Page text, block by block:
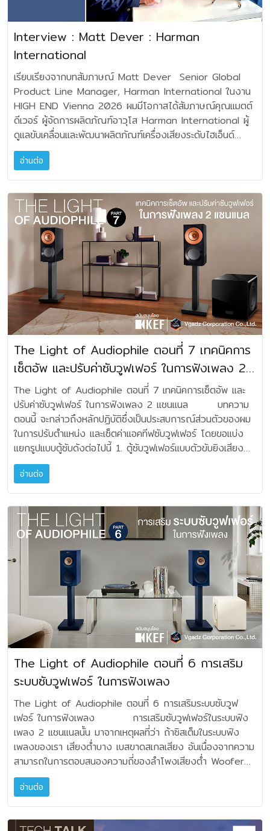
Interview : Matt Dever : Harman
International
เรียบเรียงจากบทสัมภาษณ์ Matt Dever Senior Global Product Line Manager, Harman International ในงาน HIGH END Vienna 2026 ผมมีโอกาสได้สัมภาษณ์คุณแมตต์ ดีเวอร์ ผู้จัดการผลิตภัณฑ์อาวุโส Harman International ผู้ดูแลขับเคลื่อนและพัฒนาผลิตภัณฑ์เครื่องเสียงระดับไฮเอ็นด์ (Luxury Audio) ของ JBL และ Mark Levinson เกี่ยวกับลำโพงรุ่นใหม่สองโมเดลคือ Summit Everest และ Summit K2 ที่ได้รับการค้นคว้าวิจัยทางเทคโนโลยีมายาวนานถึง 6 ปี ก่อนที่จะเปิดตัวอย่างเป็นทางการ เพื่อเป็นการเติมเต็มรุ่นที่มีอยู่ในซีรีส์ Summit Series ให้ครบไลน์ยิ่งขึ้น ผมได้นำเอาข้อมูลการแถลงข่าว และคำสัมภาษณ์มาเรียบเรียงให้อ่านเข้าใจง่าย เพื่อให้ได้ประโยชน์โดยทั่วกันดังต่อไปนี้ครับ • อยากทราบว่า Summit Series ถือเป็นการเปิดตัวเทคโนโลยีไฮเอ็นด์รุ่นสูงสุดของ JBL ในวาระครบรอบ 80 ปีด้วยใช่ไหมครับ - ใช่ครับ ลำโพงรุ่นใหม่ล่าสุดของเราที่สืบทอดความสำเร็จจาก Project Everest ได้แก่ JBL Summit Everest และ JBL Summit K2 อันเป็นรุ่นใหม่ล่าสุด ที่ได้รับการยกย่องมากที่สุดในประวัติศาสตร์เครื่องเสียง นำมาจัดเปิดตัวครั้งแรกในงาน HIGH END Vienna 2026 นี้ เพื่อเฉลิมฉลองครบรอบ 80 ปีของ JBL โดยลำโพงรุ่นเรือธงใหม่ทั้งสองรุ่นนี้จะเข้าร่วมกับ Summit Makalu, Summit Pumori และ Summit Ama เพื่อให้ครบซีรีส์ห้ารุ่น ซึ่งเป็นตัวแทนของลำโพงที่มีความสมบูรณ์ทางเทคนิคมากที่สุดเท่าที่ JBL เคยสร้างมาสำหรับการใช้งานในบ้าน • ทราบว่าชื่อ Project นี้ เป็นชื่อที่มีความหมายพิเศษเฉพาะของ JBL - คือซีรีส์ Summit จัดเป็นตระกูลลำโพง "Project" ลำดับที่ห้าในประวัติศาสตร์แปดทศวรรษของ JBL ซึ่งเป็นชื่อที่สงวนไว้สำหรับผลงานที่แสดงออกถึงวิศวกรรมเสียงที่พิถีพิถันที่สุดของแบรนด์ครับ นับตั้งแต่ปี 1954 มีเพียงลำโพง JBL เพียงไม่กี่รุ่นเท่านั้นที่ได้รับเกียรติให้ใช้ชื่อ “Project” เริ่มต้นด้วย Project Hartsfield ตามด้วย Project Paragon, Project Everest และ Project K2 แต่ละรุ่นล้วนเป็นช่วงเวลาสำคัญในด้านวิศวกรรมเสียง ซึ่งเปิดตัวเฉพาะต่อเมื่อมีความก้าวหน้าอย่างมีนัยสำคัญ ในด้านตัวแปลงสัญญาณ ตัวตู้ และการออกแบบระบบ ซึ่งหมายถึงการพัฒนาได้ทำให้ประสิทธิภาพ JBL ก้าวไปอีกขั้นอย่างแท้จริง เกือบสี่ทศวรรษที่ผ่านมา Project Everest และ Project K2 ได้ยืนหยัดเป็นทั้งสัญลักษณ์ทางเทคโนโลยีและจุดอ้างอิงสำหรับการออกแบบเสียงของ JBL โดยแต่ละรุ่นที่ติดตามมา ได้นำเสนอความก้าวหน้าที่แสดงถึงความแม่นยำของเสียง ความสามารถด้านไดนามิก และวิทยาศาสตร์วัสดุอย่างสมบูรณ์แบบ ลำโพง Summit Everest และ Summit K2 รุ่นใหม่ล่าสุด จะสืบทอดสายเลือดอันทรงเกียรตินี้ต่อไป โดยผสานรวมเทคโนโลยีที่ได้รับการจดสิทธิบัตรและเป็นกรรมสิทธิ์ซึ่งพัฒนาขึ้นที่ศูนย์ความเป็นเลิศด้านเสียงอันเลื่องชื่อของ JBL • ช่วยขยายความ เทคโนโลยีที่โดดเด่นใน Summit Everest และ Summit K2 ด้วยครับ - Summit Everest ตั้งชื่อตามภูเขาที่สูงที่สุดในโลก เป็นผลิตภัณฑ์เรือธงของซีรีส์ Summit และคือทายาทของลำโพง Project Everest ทั้งสี่รุ่น ที่มีประวัติความเป็นมายาวนานกว่า 40 ปี หัวใจสำคัญคือระบบเสียงกลาง/สูงที่ได้รับการออกแบบใหม่ ซึ่งผสานรวมเอาเอาต์พุตของไดรเวอร์บีบอัดแบบไดอะแฟรมคู่ ชุดขดลวดวอยซ์คอยล์ขนาด 2 นิ้ว (JBL D2820) เป็นไดรเวอร์แบบแม่เหล็กสามชุด 3 in 1 ที่ออกแบบมาเพื่อเชื่อมต่ออย่างลงตัวกับฮอร์น Sonoglass® High-Definition Imaging (HDI™) ขนาดใหญ่ที่ออกแบบมาเป็นพิเศษ อีกหนึ่งในหัวใจสำคัญของระบบเสียงคือ ไดร์เวอร์เสียงกลาง-เบสแบบ Differential Drive ขนาด 10 นิ้ว สองตัว และวูฟเฟอร์แบบ Differential Drive ขนาด 15 นิ้ว สองตัว ซึ่งแต่ละตัวใช้กรวยคอมโพสิต คาร์บอนเซลลูโลสแบบไฮบริดสามชั้น (HC4) ของ JBL เพื่อความแข็งแกร่ง ความบิดเบือนต่ำ และการรับกำลังขับที่ยอดเยี่ยม ซึ่งเป็นคุณสมบัติของการออกแบบระดับอ้างอิงอย่างแท้จริง ผลลัพธ์ที่ได้คือเราได้ลำโพงตั้งพื้นแบบ 3.5 ทาง ที่ให้ความละเอียดที่เหนือกว่า พลังเสียงที่ทรงพลัง ความแม่นยำของโทนเสียง และความสมจริงของมิติเสียง ครอบคลุมช่วงความถี่ตั้งแต่ 20 Hz ถึงมากกว่า 23 kHz - ส่วน Summit K2 ได้รับแรงบันดาลใจจากยอดเขาที่สูงเป็นอันดับสองของโลก ด้วยลำโพงตั้งพื้น 3 ทาง วูฟเฟอร์ขนาด 15 นิ้วที่สมบูรณ์แบบที่สุดของ JBL สร้างขึ้นบนพื้นฐานของมรดกการพัฒนา Project K2 มาแล้วถึงสี่รุ่น โดดเด่นด้วยระบบเสียงกลาง/สูงที่ได้รับการออกแบบใหม่ โดยจับคู่ไดรเวอร์บีบอัดแบบไดอะแฟรมคู่ มอเตอร์คู่ (JBL D2815) มีวอยซ์คอยล์ขนาด 1.5 นิ้ว กับ ระบบแม่เหล็กสามชุดแบบ 3 in 1 ที่ออกแบบมาเป็นพิเศษ และฮอร์น Sonoglass® HDI™ ขนาดใหญ่ ไดรเวอร์เสียงกลาง/มิดเบส Differential Drive ขนาด 10 นิ้ว ทำงานร่วมกับวูฟเฟอร์ Differential Drive ขนาด 15 นิ้ว ทั้งสองตัวใช้กรวย HC4 เป็นแกนหลักของเสียง มอบความแม่นยำทางไดนามิกและความรู้สึกตอบสนองที่ฉับพลัน ซึ่งเป็นเอกลักษณ์ของ K2 นับตั้งแต่เปิดตัวในปี 1989 ผลลัพธ์ที่ได้จากการพัฒนาครั้งล่าสุดนี้ เราได้ลำโพงระดับอ้างอิง ที่นำเสนอเอกลักษณ์ทางดนตรีของ K2 ได้อย่างโดดเด่น พร้อมด้วยความก้าวหน้าที่ทรงศักยภาพ ทั้งในด้านความละเอียด ความโปร่งใส และความแม่นยำของโทนเสียง • มีอะไรบ้างที่ถือว่าเป็นเทคโนโลยีใหม่ล่าสุดในลำโพง Summit Everest และ Summit K2 - ทั้ง Summit Everest และ Summit K2 ผสานรวมเทคโนโลยีขั้นสูงครบชุด ที่กำหนดนิยามของ Summit Series อาทิวงจรครอสโอเวอร์ MultiCap™ ขั้นสูง รองรับการเชื่อมต่อแบบซิงเกิ้ล, ไบแอมป์/ไบไวร์ และไตรแอมป์/ไตรไวร์ และเราได้ออกแบบวงจรครอสโอเวอร์เน็ตเวิร์ก ด้วยตัวเก็บประจุขนาดเล็กจำนวนมากขึ้น แทนที่ตัวเก็บประจุขนาดใหญ่แบบดั้งเดิม เพื่อลดความต้านทานไฟฟ้าสถิต รวมถึงลดการสูญเสียพลังงานให้น้อยที่สุด เพื่อการส่งสัญญาณที่ดียิ่งขึ้น - มีการจัดการพลังงานที่เพิ่มขึ้น และให้ค่าความผิดเพี้ยนต่ำมาก ลำโพงแต่ละตัวจะถูกบรรจุอยู่ในโครงสร้างเป็นแชมเบอร์แยกส่วนของตนเอง โดยมีโครงสร้างตู้หลักแบบผนังโค้งอัดขึ้นรูปที่เยื้องศูนย์ภายใน มีการค้ำยันเสริมแรงหลายจุดเพื่อลดการสั่นสะเทือน และออกแบบมาเพื่อลดคลื่นนิ่งภายใน และภายนอก โดย JBL ได้ร่วมกับ IsoAcoustic® ออกแบบขารองรับเป็นการเฉพาะ เพื่อช่วยแยกตัวลำโพงออกจากพื้นผิวของห้องฟัง ทำให้ได้เสียงเบสที่แน่นขึ้น เวทีเสียงที่กว้างขึ้น และอิมเมจที่คมชัดและแม่นยำยิ่งขึ้น - ลำโพง Summit Everest และ Summit K2 มีผิวตู้ให้เลือกทั้งสีดำเงา พร้อมไฮไลต์ขอบด้วยสี Summit Platinum หรือผิวไม้มะฮอกกานี มาร์ซาลาเงา (Macassar) พร้อมไฮไลต์ขอบด้วยสี Summit Gold ส่วนขั้วต่อสายลำโพงชุบโรเดียมหุ้มด้วยคาร์บอนไฟเบอร์ - สายไฟภายในทำจากทองแดงตกผลึกที่ปราศจากออกซิเจนแบบความบริสุทธิ์สูง เคลือบด้วยเงินของ Ohno-Continuous-Cast (OCC) และตู้ไม้ที่ผลิตจากวัสดุที่ยั่งยืน สะท้อนให้เห็นถึงความมุ่งมั่นของ JBL ในด้านวัสดุและการผลิตในทุกระดับ เช่นเดียวกับยอดเขาในตำนานที่เป็นแรงบันดาลใจให้ชื่อของลำโพง Summit Everest และ Summit K2 คือสุดยอดแห่งประสิทธิภาพสำหรับผู้ฟังที่พิถีพิถัน ซึ่งให้คุณค่าทั้งความรู้สึกที่เข้าถึงได้ทันทีและความแม่นยำทางวิศวกรรม • มีการตั้งเป้า หรือวางระดับราคาสำหรับลำโพงไฮเอ็นด์ซีรีส์ Summit หรือไม่ - ไม่เลยครับ เราไม่ได้คิดถึงแง่การตลาดหรือระดับราคา ในบรรดาทีมวิศวกรระดับหัวกะทิได้ปรึกษาหารือกัน โจทย์คือถ้าเรามีเวลาให้หกปีเต็มสำหรับการสร้างลำโพงที่ดีที่สุดในโลก งบประมาณไม่ต้องมีคำว่าประนีประนอม ขอแค่ก้าวข้ามขีดจำกัดทางฟิสิกส์ให้ได้ ดูสิว่าผลลัพธ์ที่ได้มันจะออกมาหน้าตาเป็นยังไง มันเป็นโปรเจกต์ที่ท้าทายมากเพราะปกติในโลกของวิศวกรรม ถือว่าหกปีก็เป็นเวลาที่ไม่ใช่น้อยเลยในการคิดค้นสิ่งใหม่ อีกทั้งการสร้างบ้าน รถยนต์ หรือเครื่องใช้ไฟฟ้าทุกอย่าง มันจะมีเพดานราคาคอยตีกรอบความคิดแล้วก็บังคับให้เราต้องทำบางอย่างเสมอเลยครับ แต่วันนี้เรากำลังเจาะเข้าไปในโลกที่ไม่มีเพดานเหล่านั้น เมื่อวิศวกรได้รับอิสระขั้นสูงสุด ลำโพงที่เกิดมาเพื่อทำลายขีดจำกัดเดิมๆ มันจะมีกลไกการทำงานที่น่าทึ่งขนาดไหน งานทางวิศวกรรมเสียงที่ต้องอาศัยทั้งศาสตร์ทางฟิสิกส์และศิลปะขั้นสูงสุดมารวมกัน เอาแค่เรื่องชื่อและความหมายลึกๆ ของ Everest และ K2 มันคือยอดเขาที่สูงที่สุด ส่วนในรุ่น Makalu, Pumori, Ama ก็มีความหมายถึงยอดเขาที่อยู่ในตระกูล Everest เช่นกัน ล้วนเป็นยอดเขาที่ตั้งอยู่ใกล้กับเอเวอเรสต์มาก เรียกว่าอยู่ในร่มเงาของเอเวอเรสต์เลย ทางทีมงานเราไม่ได้อยากใช้ตัวเลขรหัสรุ่นแข็งๆ เพราะต้องการสื่อถึงความเป็นครอบครัวเดียวกันของลำโพงซีรีส์ Summit ครับ ไม่มีไอเดียหรือคำสั่งว่า จงสร้างลำโพงราคา 600,000 หรือหนึ่งล้านบาท มาให้หน่อย ไม่มีตัวเลขนี้อยู่ในหัวเลย คือให้ทำออกมาก่อนเลย ราคาค่อยมาว่ากันภายหลัง แนวคิดแบบนี้แหละครับที่ปลดล็อคศักยภาพของวิศวกรได้อย่างแท้จริง เพราะสำหรับวิศวกรทีมนี้ ไม่ใช่แค่โปรเจกต์ทำยอดขาย แต่มันคือการสร้างมรดกทางประวัติศาสตร์ครับ ลำโพงเหล่านี้ถูกออกแบบมาอย่างพิถีพิถันเพื่อให้ข้ามกาลเวลา พวกเรามองว่าลำโพงซีรีส์ซัมมิทจะต้องมีอายุยืนยาว แล้วก็ยังคงทำหน้าที่ส่งมอบศิลปะทางดนตรีที่ไพเราะต่อไป นานกว่าอายุขัยของตัวคนที่สร้างมันขึ้นมาเสียอีกครับ เพราะเป้าหมายคือการสร้างมรดกที่เหนือกาลเวลาแถมยังต้องรองรับพลังเสียงมหาศาล โครงสร้างพื้นฐานจึงสำคัญมาก • เทคนิคโครงสร้างตู้ลำโพง ที่ทาง JBL ที่ทำการบีบอัดไม้หลายชั้นเข้าด้วยกันในทรงโค้ง นั้นแตกต่างจากลำโพงทั่วไปอย่างไร - คุณคงเห็นว่ารูปทรงลำโพง Summit Series มีความอ่อนโยนจากภายนอกที่เห็น เพราะไม่มีทรงสี่เหลี่ยมด้านขนาน แต่กลับเป็นความโค้งมนซ่อนรูปอยู่บนความแข็งแกร่งสุดยอด ความโค้งนี้ไม่ใช่แค่เอาไม้มาไสให้เป็นรูปทรงแบบแฟชั่นนะครับ เราใช้แผ่นไม้เอ็มดีเอฟเกรดพรีเมี่ยม มาอัดกาวเป็นชั้นๆ แล้วก็บีบเข้าด้วยกันผ่านเครื่องอัดแรงดันสูงมหาศาล วิธีการนี้คือหลักการ Pre-stressing การให้ “แรงเครียดล่วงหน้า” ซึ่งเป็นหลักการทางวิศวกรรมโครงสร้างแบบเดียวกับที่ใช้ในคอนกรีตอัดแรง เพื่อทำให้วัสดุมีความแข็งแกร่ง (Rigidity) สูงขึ้นอย่างมหาศาล • ขอคำอธิบายเกี่ยวกับผลดีในการบีบอัดไม้ให้เป็นทรงโค้งครับ - คือเมื่อเรานำแผ่นไม้ MDF ไปผ่านกระบวนการดัดให้โค้งและตรึงรูปทรงไว้ จะเกิดปรากฏการณ์ทางกลศาสตร์ คือการกักเก็บแรงกดดันภายใน (Internal Tension & Compression) เมื่อไม้ถูกดัดโค้ง เนื้อไม้ฝั่งด้านนอกของส่วนโค้งจะถูกดึงขยายออก (Tension) ในขณะที่เนื้อไม้ฝั่งด้านในจะถูกบีบอัดเข้าหากัน หรือ Compression สภาวะตื่นตัวหรือความเครียด (Stress) ที่ค้างอยู่ภายในเนื้อไม้นี้ ทำให้โครงสร้างของผนังตู้อยู่ในสภาวะ “ตื่นตัว” มีความตึงตัวตลอดเวลา ไม่หย่อนคล้อยเหมือนแผ่นไม้ที่เป็นระนาบแบนปกติ การดัดไม้ขึ้นรูปแบบนี้ทำได้ยาก แต่มีผลดีต่ออคูสติก เมื่อไม้มีแรงเครียดในตัว ผนังตู้จะมีความแข็งเกร็ง (Stiffness) สูงขึ้นมาก ส่งผลให้ความถี่เรโซแนนซ์ (Resonance Frequency) ของผนังตู้ถูกผลักให้สูงขึ้น ไปอยู่ในจุดที่ห่างจากย่านความถี่ทำงานของลำโพง หรือขึ้นไปอยู่ในย่านที่ไวต่อหูมนุษย์น้อยลง รวมถึงพลังงานในการสั่นสะเทือนก็จะลดลงอย่างมากด้วย จากการดัดโค้งนี้จะทำหน้าที่ต้านทานไม่ให้ผนังตู้ขยับตัวเข้า-ออกตามแรงดันของอากาศ (Internal Air Pressure) ที่เกิดจากการขยับของไดรเวอร์ลำโพง ทำให้ปริมาตรภายในตู้คงที่ และเที่ยงตรงที่สุด เป็นเทคนิคช่วยเปลี่ยนไม้ MDF ที่เคยเฉื่อยชาและพร้อมจะสั่นพริ้ว ให้กลายเป็นผนังที่ตึง แข็งแกร่ง และสั่นสะเทือนยากขึ้น ปราศจากปัญหาเรื่อง Standing Wave ภายใน ส่งผลให้เสียงลำโพงสะอาด ไม่มีเสียงรบกวนจากการสั่นของตู้ครับ ลองนึกภาพตู้ลำโพงทรงสี่เหลี่ยมทั่วไปผนังด้านซ้ายกับขวาขนานกันเพราะตัวขับเสียงผลักอากาศเข้าไปคลื่นเสียงมันก็จะสะท้อนกำแพงซ้ายขวาเด้งไปเด้งมาวนกันเอง จนเสียงเบสขุ่นมัวสิครับ Summit Series จึงทำผนังโค้งทั้งหมด คลื่นเสียงจ
อ่านต่อ
The Light of Audiophile ตอนที่ 7 เทคนิคการ
เซ็ตอัพ และปรับค่าซับวูฟเฟอร์ ในการฟังเพลง 2
แชนแนล
The Light of Audiophile ตอนที่ 7 เทคนิคการเซ็ตอัพ และ
ปรับค่าซับวูฟเฟอร์ ในการฟังเพลง 2 แชนแนล บทความ
ตอนนี้ จะกล่าวถึงหลักปฏิบัติซึ่งเป็นประสบการณ์ส่วนตัวของผม
ในการปรับตำแหน่ง และเซ็ตค่าแอคทีฟซับวูฟเฟอร์ โดยขอแบ่ง
แยกรูปแบบตู้ซับดังต่อไปนี้ 1. ตู้ซับวูฟเฟอร์แบบตัวขับยิงเสียง
ออกด้านหน้า (ทั้งมีท่อพอร์ต และตู้ปิดทึบ) 2. ตู้ซับวูฟเฟอร์แบบ
ตัวขับยิงเสียงลงพื้นด้านล่าง (down firing) 3. ตู้ซับวูฟเฟอร์
แบบตัวขับยิงเสียงลงพื้นด้านล่าง หรือออกด้านหน้า แต่มีแพสสี
พเรดิเอเตอร์ยิงเสียงออกซ้าย-ขวา (two ways) 4. ตู้ซับวูฟ
เฟอร์แบบตัวขับยิงเสียงออกสองด้าน (two ways)
ด้วยการออกแบบในเทคนิคที่แตกต่างเหล่านี้ การเซ็ตตำแหน่งที่
วางตู้ซับ ก็จะต้องหาวิธีมีความเหมาะสม และให้ความลงตัวที่แตก
ต่างกันไป ตำแหน่งที่ SET UP สำหรับท่านที่ต้อง
การเซ็ตเอง แบบค่อยๆ เรียนรู้ และหาจุดตำแหน่งที่เหมาะสมคือ
ในภาพ FIG 1 เซ็ตอัพซับวูฟเฟอร์ แบบสเตอริโอ สองตู้
ซ้ายขวา ให้เลือกตำแหน่งในแบบ “โอบล้อมลำโพงหลัก” โดย
เลือกในแต่ละทิศทาง ได้ทั้ง หน้า-หลัง-ซ้าย-ขวา วางห่าง
ลำโพงหลัก ณ. ตำแหน่งใด ตำแหน่งหนึ่ง ให้เป็นเงาซ้อน ห่าง
ลำโพงหลักประมาณ 1 ฟุตขึ้นไป จุดใดเหมาะสมที่สุด เลือกจุดนั้น
ครับ การเซ็ตแบบนี้ จะยืดหยุ่นได้มากที่สุด และเหมาะ
กับห้องขนาดเล็ก 12 ตารางเมตร จนถึงห้องขนาด 35-40
ตารางเมตร ในภาพ FIG 2 คือเซ็ตอัพซับวูฟเฟอร์ แบบ
สเตอริโอ สองตู้ ซ้ายขวา โดยวางเป็นมุมเฉียง 45 องศา จาก
ลำโพงหลัก ระยะห่างเริ่มที่หนึ่งฟุตเป็นต้นไปเช่นกัน นี่อาจจะ
เหมาะกับขนาดห้องที่มีบริเวณกว้างลึกเกิน 15-20 ตารางเมตร
ขึ้นไป ในภาพ FIG 3 คือการใช้ซับวูฟเฟอร์ตู้เดียว ด้วย
การวางตรงกึ่งกลางระหว่างระนาบเดียวกับลำโพงซ้ายขวา โดย
ถอยหลังลึกเข้าไปจากระนาบ ห่างหรือชิดผนังแค่ไหน ให้เริ่ม
ทดลองดู ขยับทีละตำแหน่ง ทีละเล็กน้อย หาตำแหน่งที่เหมาะสม
ที่สุด การใช้ซับวูฟเฟอร์ตัวเดียวนั้นอาจจะเซ็ตได้ไม่ยากนักก็จริง
แต่ทั้งคุณภาพและปริมาณความถี่ต่ำจะต้องเกลี่ยให้กลมกลืนกับ
อ่านต่อ
The Light of Audiophile ตอนที่ 6 การเสริม
ระบบซับวูฟเฟอร์ ในการฟังเพลง
The Light of Audiophile ตอนที่ 6 การเสริมระบบซับวูฟ
เฟอร์ ในการฟังเพลง การเสริมซับวูฟเฟอร์ในระบบฟัง
เพลง 2 แชนแนลนั้น มาจากเหตุผลที่ว่า ถ้าซิสเต็มในระบบฟัง
เพลงของเรา เสียงต่ำบาง เบสขาดสเกลเสียง อันเนื่องจากความ
สามารถในการตอบสนองความถี่ของลำโพงเสียงต่ำ Woofer
ไปได้ไม่ถึงจริงๆ เพราะขนาดลำโพงเล็กเกินไป เช่น
ลำโพงวางขาตั้งที่มีขนาดวูฟเฟอร์ เพียง 4-8 นิ้ว ที่ไม่อาจจะให้
ทั้งปริมาณ และคุณภาพเสียงต่ำที่สมจริง (โดยไม่บีบเค้น) นั้นได้
หรือต่อให้เราใช้ลำโพงตั้งพื้นขนาดใหญ่พอสมควร แต่
อ่านต่อ